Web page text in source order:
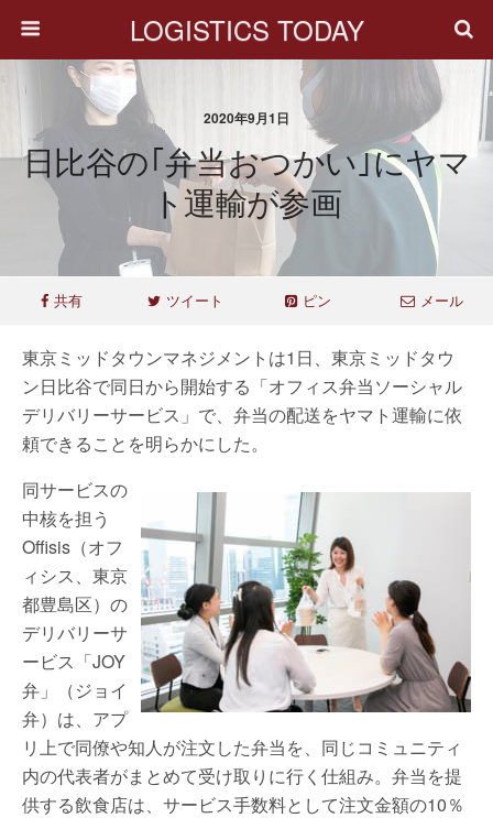
LOGISTICS TODAY
2020年9月1日
日比谷の｢弁当おつかい｣にヤマ
ト運輸が参画
共有 ツイート ピン メール
東京ミッドタウンマネジメントは1日、東京ミッドタウ
ン日比谷で同日から開始する「オフィス弁当ソーシャル
デリバリーサービス」で、弁当の配送をヤマト運輸に依
頼できることを明らかにした。
同サービスの
中核を担う
Offisis（オフ
ィシス、東京
都豊島区）の
デリバリーサ
ービス「JOY
弁」（ジョイ
弁）は、アプ
リ上で同僚や知人が注文した弁当を、同じコミュニティ
内の代表者がまとめて受け取りに行く仕組み。弁当を提
供する飲食店は、サービス手数料として注文金額の10％